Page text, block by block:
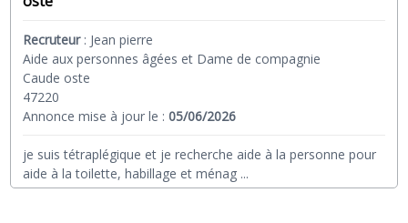
Recruteur: Jean pierre
Aide aux personnes âgées et Dame de compagnie
Caude oste
47220
Annonce mise à jour le :05/06/2026
je suis tétraplégique et je recherche aide à la personne pour
aide à la toilette, habillage et ménag ...